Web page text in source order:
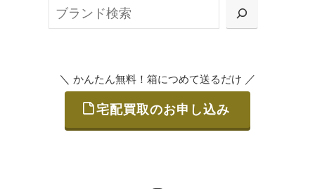
または梱包材不要の「集荷申込」からお選び
ご発送
＼ かんたん無料！箱につめて送るだけ ／
宅配買取のお申し込み